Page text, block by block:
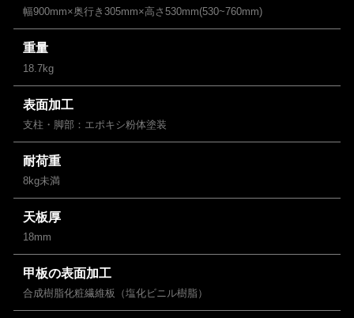
幅900mm×奥行き305mm×高さ530mm(530~760mm)
重量
18.7kg
表面加工
支柱・脚部：エポキシ粉体塗装
耐荷重
8kg未満
天板厚
18mm
甲板の表面加工
合成樹脂化粧繊維板（塩化ビニル樹脂）